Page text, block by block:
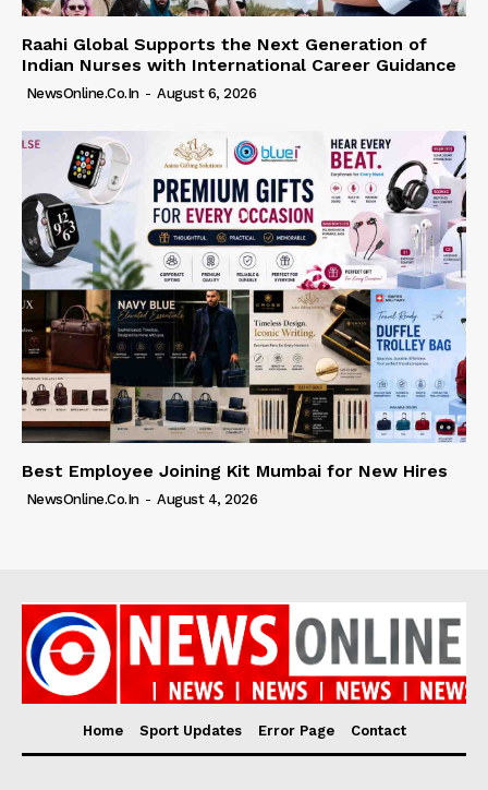
Raahi Global Supports the Next Generation of
Indian Nurses with International Career Guidance
NewsOnline.co.in - August 6, 2026
Best Employee Joining Kit Mumbai for New Hires
NewsOnline.co.in - August 4, 2026
Home Sport Updates Error Page Contact